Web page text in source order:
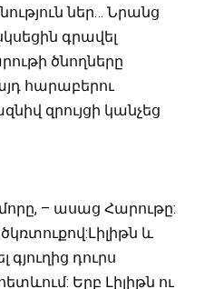
ներ… Նրանց
գրավել
ծնողները
հարաբերու
զրույցի կանչեց
– ասաց Հարութը:
և
գյուղից դուրս
Երբ Լիլիթն ու